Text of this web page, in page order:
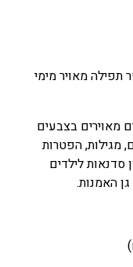
מאויר מימי
מתוכם 22 עמודים מאוירים בצבעים
הפטרות
לילדים
האמנות.